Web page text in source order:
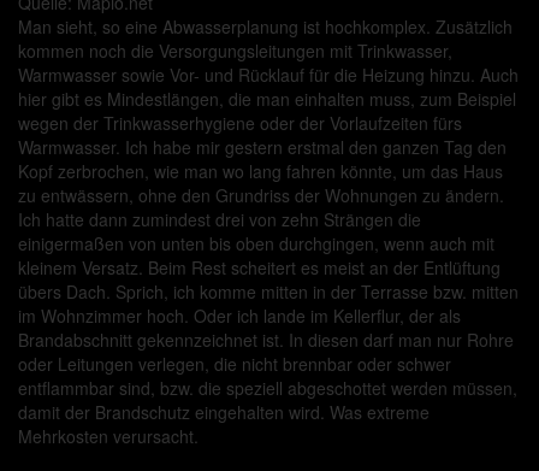
Man sieht, so eine Abwasserplanung ist hochkomplex. Zusätzlich
kommen noch die Versorgungsleitungen mit Trinkwasser,
Warmwasser sowie Vor- und Rücklauf für die Heizung hinzu. Auch
hier gibt es Mindestlängen, die man einhalten muss, zum Beispiel
wegen der Trinkwasserhygiene oder der Vorlaufzeiten fürs
Warmwasser. Ich habe mir gestern erstmal den ganzen Tag den
Kopf zerbrochen, wie man wo lang fahren könnte, um das Haus
zu entwässern, ohne den Grundriss der Wohnungen zu ändern.
Ich hatte dann zumindest drei von zehn Strängen die
einigermaßen von unten bis oben durchgingen, wenn auch mit
kleinem Versatz. Beim Rest scheitert es meist an der Entlüftung
übers Dach. Sprich, ich komme mitten in der Terrasse bzw. mitten
im Wohnzimmer hoch. Oder ich lande im Kellerflur, der als
Brandabschnitt gekennzeichnet ist. In diesen darf man nur Rohre
oder Leitungen verlegen, die nicht brennbar oder schwer
entflammbar sind, bzw. die speziell abgeschottet werden müssen,
damit der Brandschutz eingehalten wird. Was extreme
Mehrkosten verursacht.